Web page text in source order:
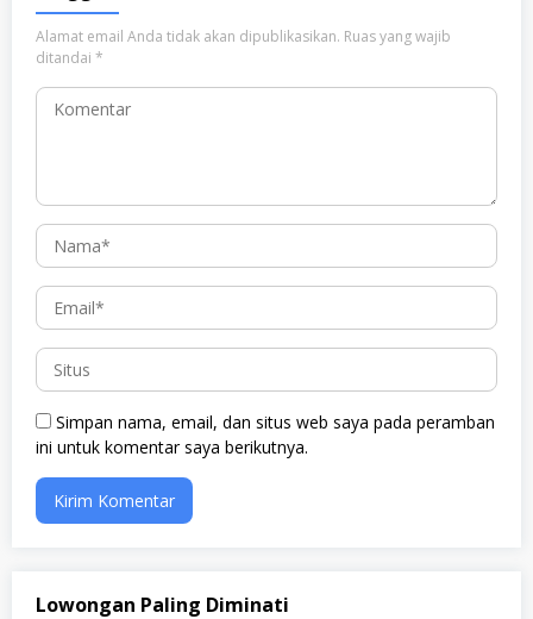
Alamat email Anda tidak akan dipublikasikan. Ruas yang wajib
ditandai *
Simpan nama, email, dan situs web saya pada peramban
ini untuk komentar saya berikutnya.
Lowongan Paling Diminati